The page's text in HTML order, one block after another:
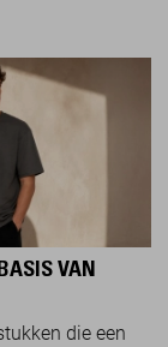
VAN
die een